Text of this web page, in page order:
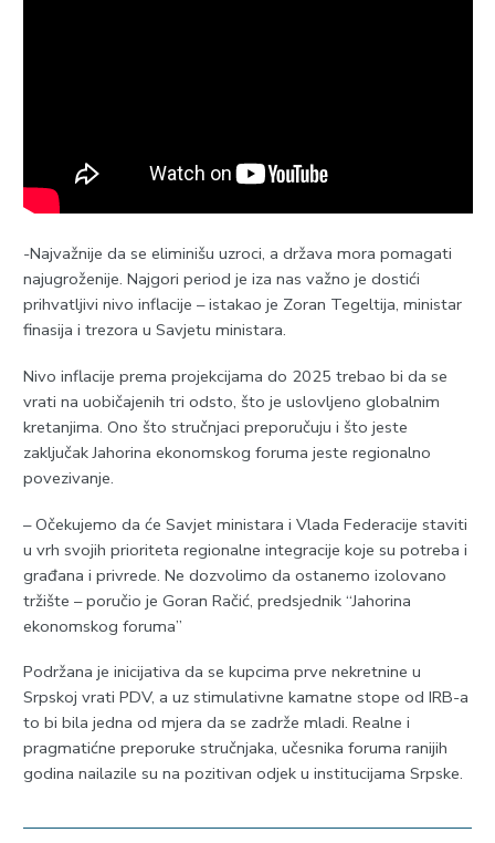
-Najvažnije da se eliminišu uzroci, a država mora pomagati
najugroženije. Najgori period je iza nas važno je dostići
prihvatljivi nivo inflacije – istakao je Zoran Tegeltija, ministar
finasija i trezora u Savjetu ministara.
Nivo inflacije prema projekcijama do 2025 trebao bi da se
vrati na uobičajenih tri odsto, što je uslovljeno globalnim
kretanjima. Ono što stručnjaci preporučuju i što jeste
zaključak Јahorina ekonomskog foruma jeste regionalno
povezivanje.
– Očekujemo da će Savjet ministara i Vlada Federacije staviti
u vrh svojih prioriteta regionalne integracije koje su potreba i
građana i privrede. Ne dozvolimo da ostanemo izolovano
tržište – poručio je Goran Račić, predsjednik “Јahorina
ekonomskog foruma”
Podržana je inicijativa da se kupcima prve nekretnine u
Srpskoj vrati PDV, a uz stimulativne kamatne stope od IRB-a
to bi bila jedna od mjera da se zadrže mladi. Realne i
pragmatićne preporuke stručnjaka, učesnika foruma ranijih
godina nailazile su na pozitivan odjek u institucijama Srpske.